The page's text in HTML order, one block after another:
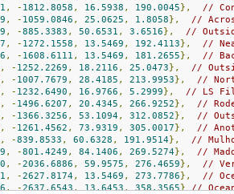
, - 1812.8058 , 16.5938 , 190.0045},
//
, - 1059.0846 , 25.0625 , 1.8058},
//
, -885.3383 , 50.6531 , 3.6516},
//
, - 1272.1558 , 13.5469 , 192.4113},
//
, - 1608.6111 , 13.5469 , 181.2655},
//
, - 1252.2269 , 18.2116 , 25.0473},
//
, - 1007.7679 , 28.4185 , 213.9953},
//
, - 1232.6490 , 16.9766 , 5.2999},
// LS
, - 1496.6207 , 20.4345 , 266.9252},
//
, - 1366.3256 , 53.1094, 312.0852},
//
, - 1261.4562 , 73.9319 , 305.0017},
//
, -839.8533 , 60.6328 , 191.9514},
//
, -801.4249 , 84.1406 , 269.5274},
//
, -2036.6886 , 59.9575 , 276.4659},
//
, -2627.8174, 13.5469 , 273.7786},
//
, -2637.6543 , 13.6453 , 358.3565}
//